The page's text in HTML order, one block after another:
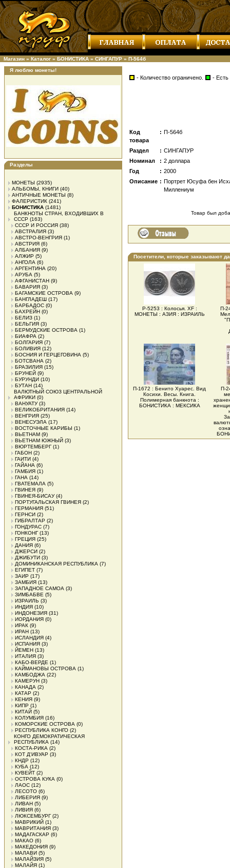
Магазин » Каталог » БОНИСТИКА » СИНГАПУР » П-564б
Я люблю монеты!
Разделы
МОНЕТЫ (2935)
АЛЬБОМЫ, КНИГИ (40)
АНТИЧНЫЕ МОНЕТЫ (8)
ФАЛЕРИСТИК (241)
БОНИСТИКА (1481)
БАНКНОТЫ СТРАН, ВХОДИВШИХ В
СССР (163)
СССР И РОССИЯ (38)
АВСТРАЛИЯ (3)
АВСТРО-ВЕНГРИЯ (1)
АВСТРИЯ (6)
АЛБАНИЯ (9)
АЛЖИР (5)
АНГОЛА (6)
АРГЕНТИНА (20)
АРУБА (5)
АФГАНИСТАН (9)
БАВАРИЯ (3)
БАГАМСКИЕ ОСТРОВА (9)
БАНГЛАДЕШ (17)
БАРБАДОС (0)
БАХРЕЙН (0)
БЕЛИЗ (1)
БЕЛЬГИЯ (3)
БЕРМУДСКИЕ ОСТРОВА (1)
БИАФРА (2)
БОЛГАРИЯ (7)
БОЛИВИЯ (12)
БОСНИЯ И ГЕРЦЕГОВИНА (5)
БОТСВАНА (2)
БРАЗИЛИЯ (15)
БРУНЕЙ (9)
БУРУНДИ (10)
БУТАН (14)
ВАЛЮТНЫЙ СОЮЗ ЦЕНТРАЛЬНОЙ
АФРИКИ (0)
ВАНУАТУ(3)
ВЕЛИКОБРИТАНИЯ (14)
ВЕНГРИЯ (25)
ВЕНЕСУЭЛА (17)
ВОСТОЧНЫЕ КАРИБЫ (1)
ВЬЕТНАМ (9)
ВЬЕТНАМ ЮЖНЫЙ (3)
ВЮРТЕМБЕРГ(1)
ГАБОН (2)
ГАИТИ (4)
ГАЙАНА (6)
ГАМБИЯ (1)
ГАНА (14)
ГВАТЕМАЛА (5)
ГВИНЕЯ (9)
ГВИНЕЯ-БИСАУ(4)
ПОРТУГАЛЬСКАЯ ГВИНЕЯ (2)
ГЕРМАНИЯ (51)
ГЕРНСИ (2)
ГИБРАЛТАР (2)
ГОНДУРАС (7)
ГОНКОНГ(13)
ГРЕЦИЯ (25)
ДАНИЯ (6)
ДЖЕРСИ (2)
ДЖИБУТИ (3)
ДОМИНИКАНСКАЯ РЕСПУБЛИКА (7)
ЕГИПЕТ (7)
ЗАИР (17)
ЗАМБИЯ (13)
ЗАПАДНОЕ САМОА (3)
ЗИМБАБВЕ (5)
ИЗРАИЛЬ (3)
ИНДИЯ (10)
ИНДОНЕЗИЯ (31)
ИОРДАНИЯ (0)
ИРАК (9)
ИРАН (13)
ИСЛАНДИЯ (4)
ИСПАНИЯ (3)
ЙЕМЕН (13)
ИТАЛИЯ (3)
КАБО-ВЕРДЕ (1)
КАЙМАНОВЫ ОСТРОВА (1)
КАМБОДЖА (22)
КАМЕРУН (3)
КАНАДА (2)
КАТАР (2)
КЕНИЯ (9)
КИПР (1)
КИТАЙ (5)
КОЛУМБИЯ (16)
КОМОРСКИЕ ОСТРОВА (0)
РЕСПУБЛИКА КОНГО (2)
КОНГО ДЕМОКРАТИЧЕСКАЯ
РЕСПУБЛИКА (14)
КОСТА-РИКА (2)
КОТ Д'ИВУАР (3)
КНДР (12)
КУБА (12)
КУВЕЙТ (2)
ОСТРОВА КУКА (0)
ЛАОС (12)
ЛЕСОТО (6)
ЛИБЕРИЯ (9)
ЛИВАН (5)
ЛИВИЯ (6)
ЛЮКСЕМБУРГ(2)
МАВРИКИЙ (1)
МАВРИТАНИЯ (3)
МАДАГАСКАР (6)
МАКАО (6)
МАКЕДОНИЯ (9)
МАЛАВИ (5)
МАЛАЙЗИЯ (5)
МАЛАЙЯ (1)
- Количество ограничено. - Есть
Код
товара
: П-564б
Раздел : СИНГАПУР
Номинал
: 2 доллара
Год
: 2000
Описание : Портрет Юсуфа бен
Миллениум
Товар был
Посетители, которые заказывают
Р-5253 : Колосья. XF :
МОНЕТЫ : АЗИЯ : ИЗРАИЛЬ
П-
П-1672 : Бенито Хуарес. Вид
Косихи. Весы. Книга.
Полимерная банкнота :
БОНИСТИКА : МЕКСИКА
П-